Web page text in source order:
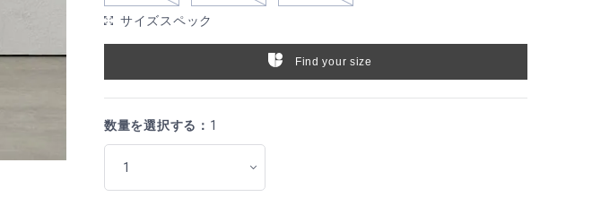
サイズスペック
Find your size
数量を選択する： 1